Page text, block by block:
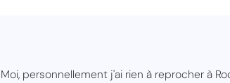
Moi, personnellement j'ai rien à reprocher à